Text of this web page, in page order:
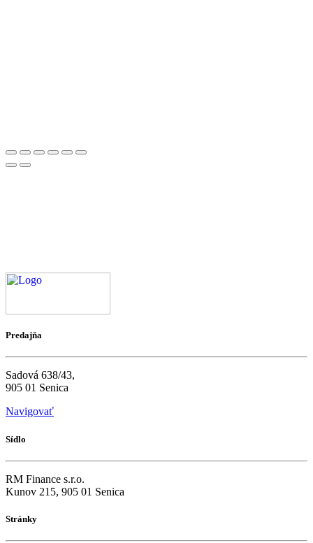
Predajňa
Sadová 638/43,
905 01 Senica
Navigovať
Sídlo
RM Finance s.r.o.
Kunov 215, 905 01 Senica
Stránky